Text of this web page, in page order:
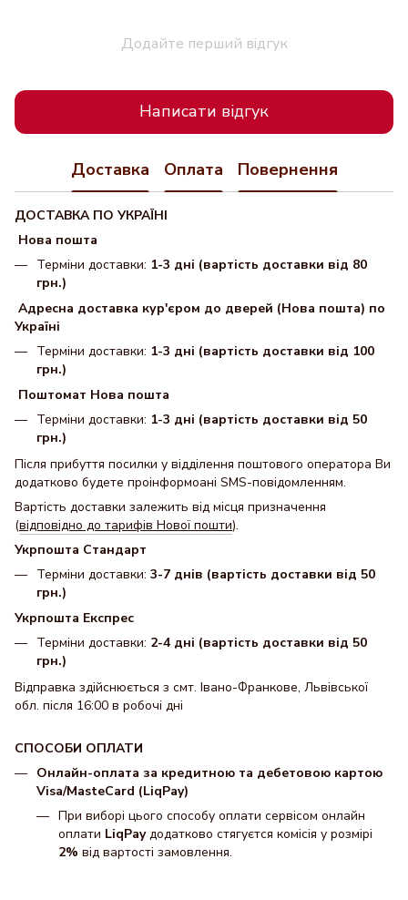
Додайте перший відгук
Написати відгук
Доставка Оплата Повернення
ДОСТАВКА ПО УКРАЇНІ
Нова пошта
Терміни доставки: 1-3 дні (вартість доставки від 80
грн.)
Адресна доставка кур'єром до дверей (Нова пошта) по
Україні
Терміни доставки: 1-3 дні (вартість доставки від 100
грн.)
Поштомат Нова пошта
Терміни доставки: 1-3 дні (вартість доставки від 50
грн.)
Після прибуття посилки у відділення поштового оператора Ви
додатково будете проінформоані SMS-повідомленням.
Вартість доставки залежить від місця призначення
(відповідно до тарифів Нової пошти).
Укрпошта Стандарт
Терміни доставки: 3-7 днів (вартість доставки від 50
грн.)
Укрпошта Експрес
Терміни доставки: 2-4 дні (вартість доставки від 50
грн.)
Відправка здійснюється з смт. Івано-Франкове, Львівської
обл. після 16:00 в робочі дні
СПОСОБИ ОПЛАТИ
Онлайн-оплата за кредитною та дебетовою картою
Visa/MasteCard (LiqPay)
При виборі цього способу оплати сервісом онлайн
оплати LiqPayдодатково стягуєтся комісія у розмірі
2% від вартості замовлення.